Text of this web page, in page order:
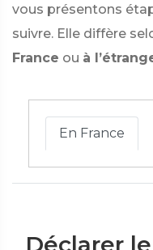
vous présentons
suivre. Elle diffère
France ou à
En France
Déclarer